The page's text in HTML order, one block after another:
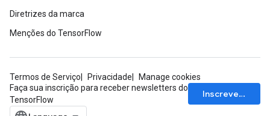
Diretrizes da marca
Menções do TensorFlow
Termos de Serviço Privacidade
Manage cookies
Faça sua inscrição para receber newsletters do
TensorFlow
Inscrever-se